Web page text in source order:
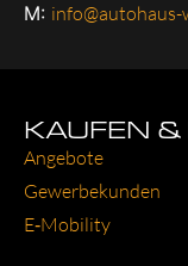
M:
KAUFEN &
Ange­bo­te
Gewer­be­kun­den
E‑Mobility